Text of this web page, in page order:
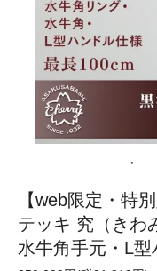
【web限定・特
テッキ 究（きわ
水牛角手元・L型